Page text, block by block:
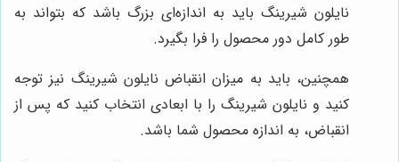
نایلون شیرینگ باید به اندازه‌ای بزرگ باشد که بتواند به
طور کامل دور محصول را فرا بگیرد.
همچنین، باید به میزان انقباض نایلون شیرینگ نیز توجه
کنید و نایلون شیرینگ را با ابعادی انتخاب کنید که پس از
انقباض، به اندازه محصول شما باشد.